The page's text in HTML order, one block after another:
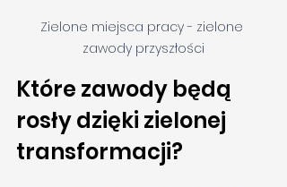
Zielone miejsca pracy - zielone
zawody przyszłości
Które zawody będą
rosły dzięki zielonej
transformacji?